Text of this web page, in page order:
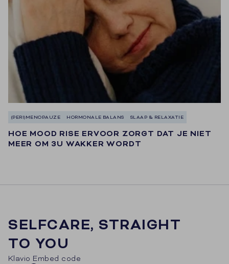
(PERI)MENOPAUZE HORMONALE BALANS SLAAP & RELAXATIE
HOE MOOD RISE ERVOOR ZORGT DAT JE NIET
MEER OM 3U WAKKER WORDT
SELFCARE, STRAIGHT
TO YOU
Klavio Embed code
ontvangen van e-mailmarketing.